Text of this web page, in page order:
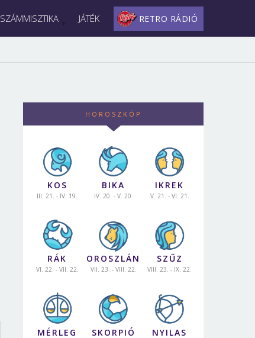
SZÁMMISZTIKA JÁTÉK RETRO RÁDIÓ
HOROSZKÓP
KOS
III. 21. - IV. 19.
BIKA
IV. 20. - V. 20.
IKREK
V. 21. - VI. 21.
RÁK
VI. 22. - VII. 22.
OROSZLÁN
VII. 23. - VIII. 22.
SZŰZ
VIII. 23. - IX. 22.
MÉRLEG SKORPIÓ NYILAS